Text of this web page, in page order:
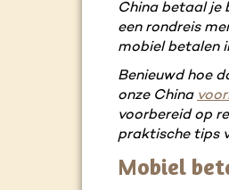
China betaal je
een rondreis
mobiel betalen
Benieuwd hoe
onze China
voorbereid op
praktische tips
Mobiel